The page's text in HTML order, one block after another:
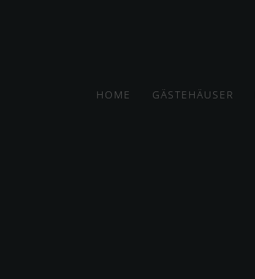
HOME GÄSTEHÄUSER